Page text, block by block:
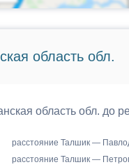
область обл.
область обл. до
расстояние Талшик —
расстояние Талшик —